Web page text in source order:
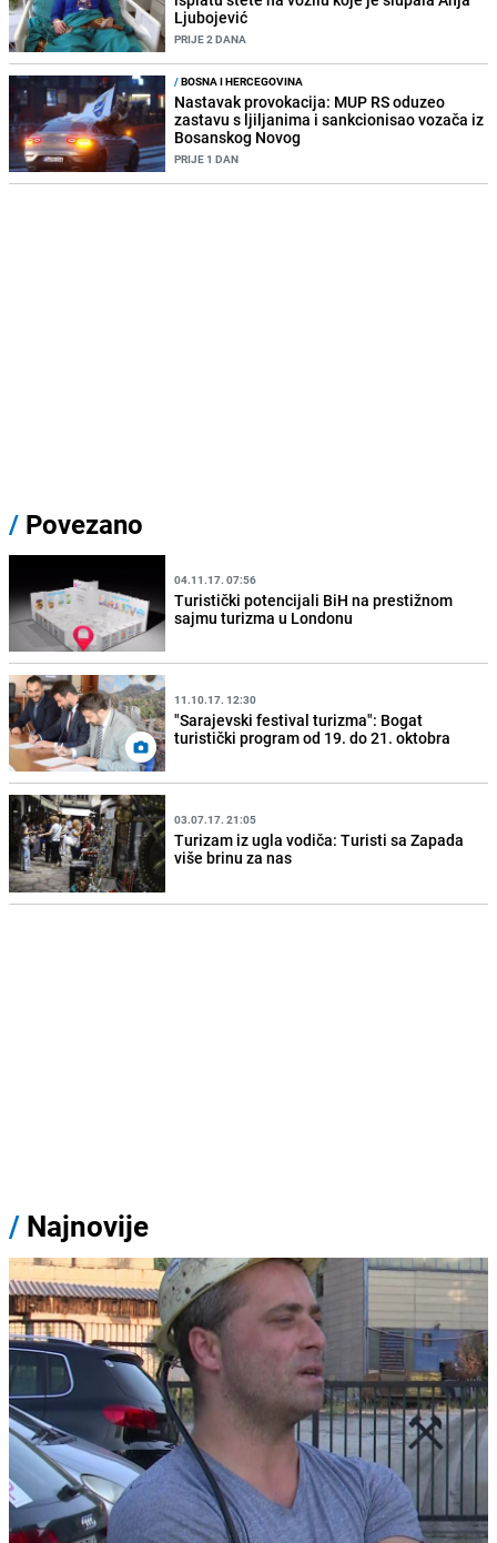
Ljubojević
PRIJE 2 DANA
/BOSNA I HERCEGOVINA
Nastavak provokacija: MUP RS oduzeo
zastavu s ljiljanima i sankcionisao vozača iz
Bosanskog Novog
PRIJE 1 DAN
/ Povezano
04.11.17. 07:56
Turistički potencijali BiH na prestižnom
sajmu turizma u Londonu
11.10.17. 12:30
"Sarajevski festival turizma": Bogat
turistički program od 19. do 21. oktobra
03.07.17. 21:05
Turizam iz ugla vodiča: Turisti sa Zapada
više brinu za nas
/ Najnovije